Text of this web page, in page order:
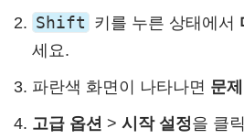
Shift 키를 누른 상태에서
세요.
파란색 화면이 나타나면 문
고급 옵션 > 시작 설정을 클